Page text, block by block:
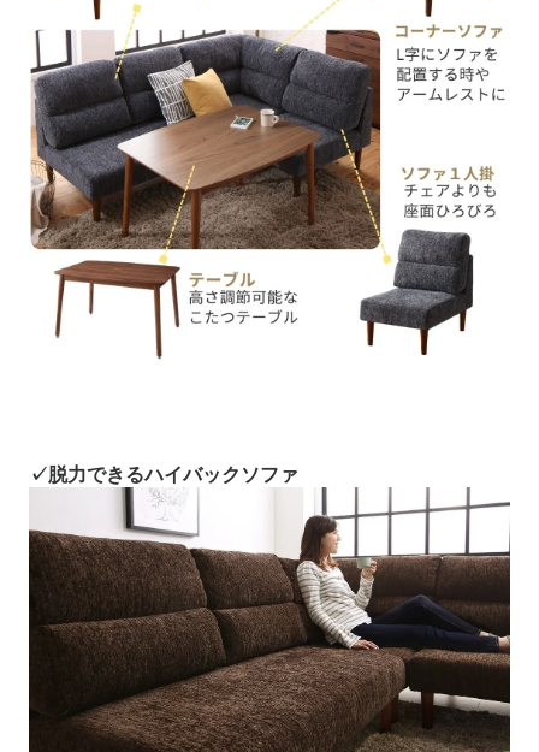
✓脱力できるハイバックソファ